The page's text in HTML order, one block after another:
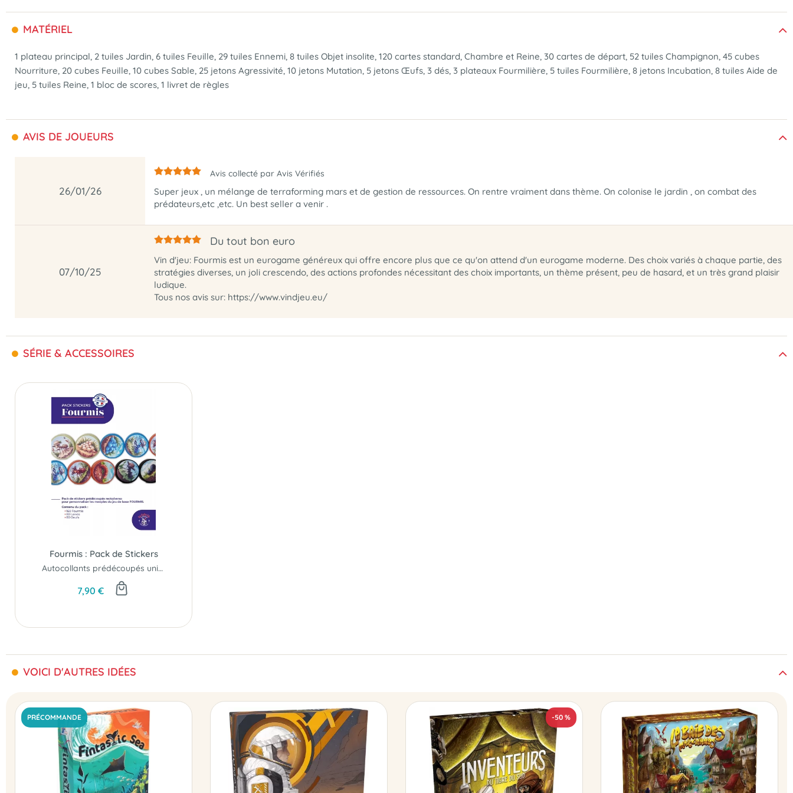
MATÉRIEL
1 plateau principal, 2 tuiles Jardin, 6 tuiles Feuille, 29 tuiles Ennemi, 8 tuiles Objet insolite, 120 cartes standard, Chambre et Reine, 30 cartes de départ, 52 tuiles Champignon, 45 cubes
Nourriture, 20 cubes Feuille, 10 cubes Sable, 25 jetons Agressivité, 10 jetons Mutation, 5 jetons Œufs, 3 dés, 3 plateaux Fourmilière, 5 tuiles Fourmilière, 8 jetons Incubation, 8 tuiles Aide de
jeu, 5 tuiles Reine, 1 bloc de scores, 1 livret de règles
AVIS DE JOUEURS
26/01/26
Avis collecté par Avis Vérifiés
Super jeux , un mélange de terraforming mars et de gestion de ressources. On rentre vraiment dans thème. On colonise le jardin , on combat des
prédateurs,etc ,etc. Un best seller a venir .
07/10/25
Du tout bon euro
Vin d'jeu: Fourmis est un eurogame généreux qui offre encore plus que ce qu'on attend d'un eurogame moderne. Des choix variés à chaque partie, des
stratégies diverses, un joli crescendo, des actions profondes nécessitant des choix importants, un thème présent, peu de hasard, et un très grand plaisir
ludique.
Tous nos avis sur: https://www.vindjeu.eu/
SÉRIE & ACCESSOIRES
Fourmis : Pack de Stickers
Autocollants prédécoupés uniques...
7,90 €
VOICI D'AUTRES IDÉES
PRÉCOMMANDE -50 %